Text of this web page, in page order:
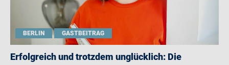
BERLIN GASTBEITRAG
Erfolgreich und trotzdem unglücklich: Die